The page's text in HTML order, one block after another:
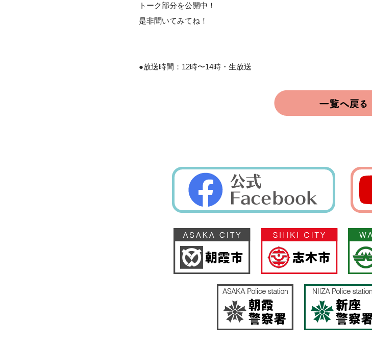
トーク部分を公開中！
是非聞いてみてね！
●放送時間：12時〜14時・生放送